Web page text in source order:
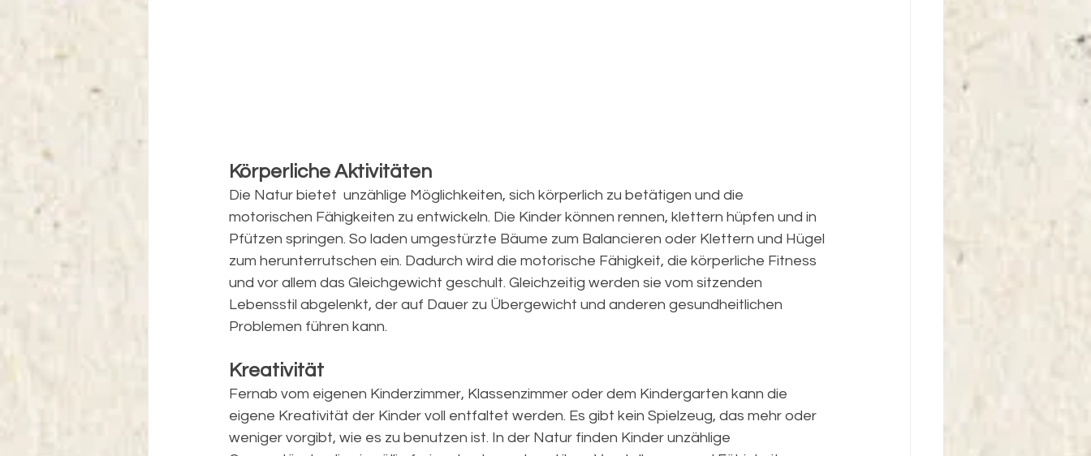
Körperliche Aktivitäten
Die Natur bietet  unzählige Möglichkeiten, sich körperlich zu betätigen und die
motorischen Fähigkeiten zu entwickeln. Die Kinder können rennen, klettern hüpfen und in
Pfützen springen. So laden umgestürzte Bäume zum Balancieren oder Klettern und Hügel
zum herunterrutschen ein. Dadurch wird die motorische Fähigkeit, die körperliche Fitness
und vor allem das Gleichgewicht geschult. Gleichzeitig werden sie vom sitzenden
Lebensstil abgelenkt, der auf Dauer zu Übergewicht und anderen gesundheitlichen
Problemen führen kann.
Kreativität
Fernab vom eigenen Kinderzimmer, Klassenzimmer oder dem Kindergarten kann die
eigene Kreativität der Kinder voll entfaltet werden. Es gibt kein Spielzeug, das mehr oder
weniger vorgibt, wie es zu benutzen ist. In der Natur finden Kinder unzählige